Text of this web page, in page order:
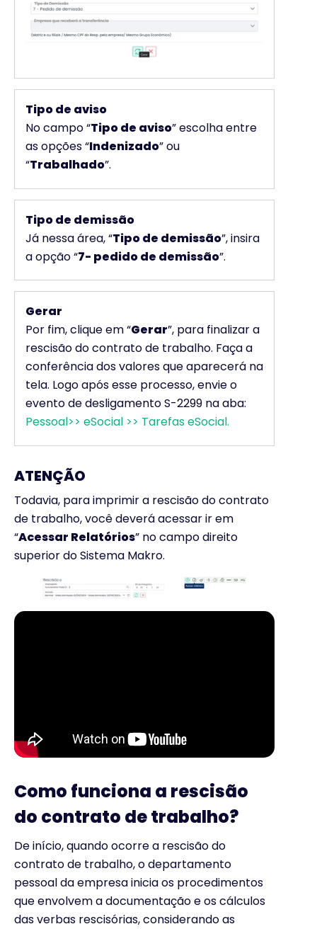
Tipo de aviso
No campo “Tipo de aviso” escolha entre
as opções “Indenizado” ou
“Trabalhado”.
Tipo de demissão
Já nessa área, “Tipo de demissão”, insira
a opção “7- pedido de demissão”.
Gerar
Por fim, clique em “Gerar”, para finalizar a
rescisão do contrato de trabalho. Faça a
conferência dos valores que aparecerá na
tela. Logo após esse processo, envie o
evento de desligamento S-2299 na aba:
Pessoal>> eSocial >> Tarefas eSocial.
ATENÇÃO
Todavia, para imprimir a rescisão do contrato
de trabalho, você deverá acessar ir em
“Acessar Relatórios” no campo direito
superior do Sistema Makro.
Como funciona a rescisão
do contrato de trabalho?
De início, quando ocorre a rescisão do
contrato de trabalho, o departamento
pessoal da empresa inicia os procedimentos
que envolvem a documentação e os cálculos
das verbas rescisórias, considerando as